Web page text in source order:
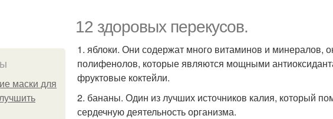
12 здоровых перекусов.
маски для
1. яблоки. Они содержат много витаминов и минералов,
полифенолов, которые являются мощными
фруктовые коктейли.
2. бананы. Один из лучших источников калия, который
сердечную деятельность организма.